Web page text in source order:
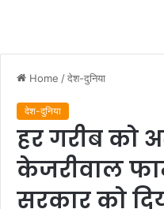
Home /देश-दुनिया
देश-दुनिया
हर गरीब को
केजरीवाल
सरकार को